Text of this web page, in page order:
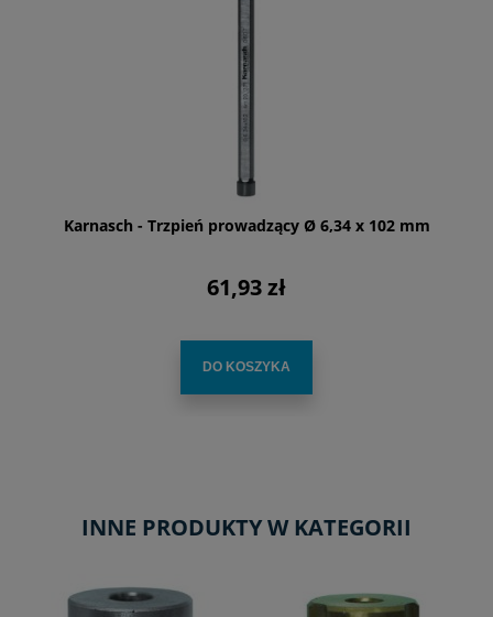
Karnasch - Trzpień prowadzący Ø 6,34 x 102 mm
61,93 zł
DO KOSZYKA
INNE PRODUKTY W KATEGORII